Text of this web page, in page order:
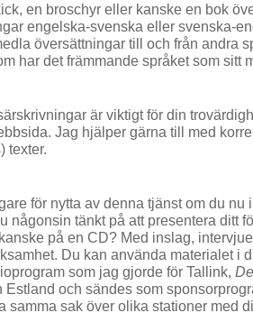
en broschyr eller kanske en bok
engelska-svenska eller svenska-
översättningar till och från andra
har det främmande språket som sitt
är viktigt för din
Jag hjälper gärna till med
texter.
för nytta av denna tjänst om du nu
någonsin tänkt på att presentera ditt
på en CD? Med inslag,
Du kan använda materialet i
som jag gjorde för Tallink,
Estland och sändes som
samma sak över olika stationer med